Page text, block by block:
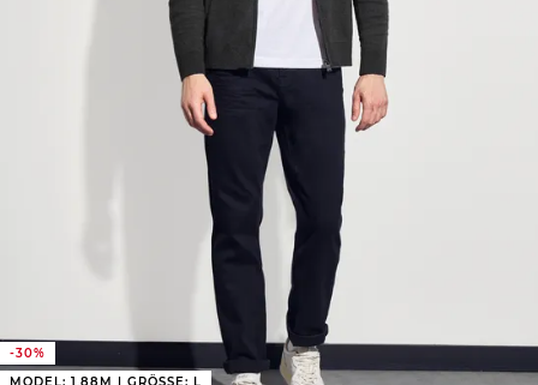
-30%
MODEL: 1,88M | GRÖSSE: L